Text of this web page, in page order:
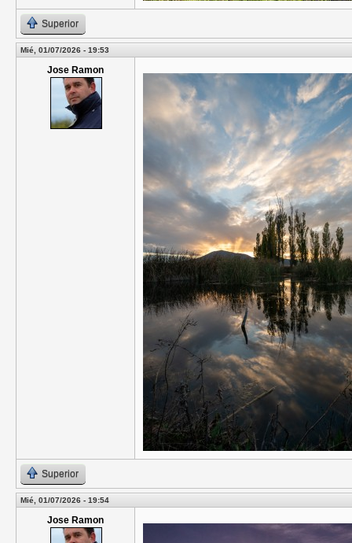
Superior
Mié, 01/07/2026 - 19:53
Jose Ramon
Superior
Mié, 01/07/2026 - 19:54
Jose Ramon